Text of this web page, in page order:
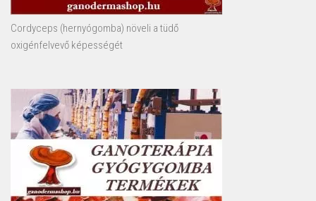
Cordyceps (hernyógomba) növeli a tüdő
oxigénfelvevő képességét